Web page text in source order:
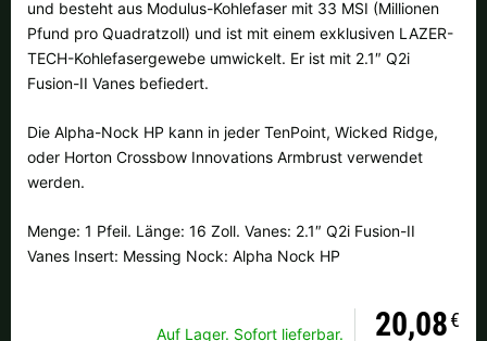
und besteht aus Modulus-Kohlefaser mit 33 MSI (Millionen
Pfund pro Quadratzoll) und ist mit einem exklusiven LAZER-
TECH-Kohlefasergewebe umwickelt. Er ist mit 2.1″ Q2i
Fusion-II Vanes befiedert.
Die Alpha-Nock HP kann in jeder TenPoint, Wicked Ridge,
oder Horton Crossbow Innovations Armbrust verwendet
werden.
Menge: 1 Pfeil. Länge: 16 Zoll. Vanes: 2.1″ Q2i Fusion-II
Vanes Insert: Messing Nock: Alpha Nock HP
Auf Lager. Sofort lieferbar. 20,08€